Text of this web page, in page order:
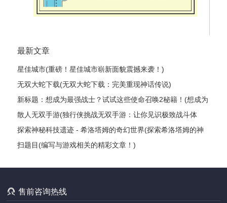
最新文章
星佳城市(重磅！星佳城市崭新面貌震撼来袭！)
无双大蛇下载(无双大蛇下载：完美重现神话传说)
新标题：想成为最强战士？试试这些使命召唤2秘籍！(想成为
最强战士？这些使命召唤2秘籍绝对让你雄霸战场！)
散人无双手游(独行侠挑战无双手游：让你见识极致战斗体
验！)
探索神秘科技遗迹 - 希洛塔姆的奇幻世界(探索希洛塔姆的神
秘科技遗迹：一场奇幻之旅)
扫题目(编写与游戏相关的精彩文章！)
售前咨询热线